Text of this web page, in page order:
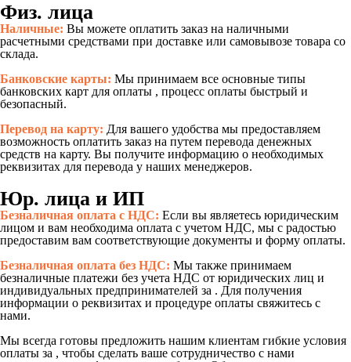
Физ. лица
Наличные: Вы можете оплатить заказ на наличными
расчетными средствами при доставке или самовывозе товара со
склада.
Банковские карты: Мы принимаем все основные типы
банковских карт для оплаты , процесс оплаты быстрый и
безопасный.
Перевод на карту: Для вашего удобства мы предоставляем
возможность оплатить заказ на путем перевода денежных
средств на карту. Вы получите информацию о необходимых
реквизитах для перевода у наших менеджеров.
Юр. лица и ИП
Безналичная оплата с НДС: Если вы являетесь юридическим
лицом и вам необходима оплата с учетом НДС, мы с радостью
предоставим вам соответствующие документы и форму оплаты.
Безналичная оплата без НДС: Мы также принимаем
безналичные платежи без учета НДС от юридических лиц и
индивидуальных предпринимателей за . Для получения
информации о реквизитах и процедуре оплаты свяжитесь с
нами.
Мы всегда готовы предложить нашим клиентам гибкие условия
оплаты за , чтобы сделать ваше сотрудничество с нами